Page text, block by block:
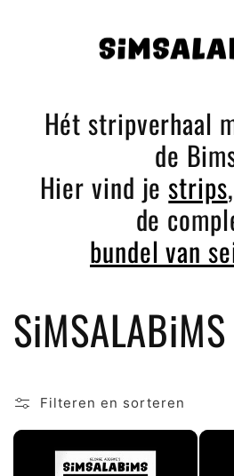
Hét stripverhaal
de
Hier vind jestrips,
de
bundel van
C
l
Filteren en sorteren